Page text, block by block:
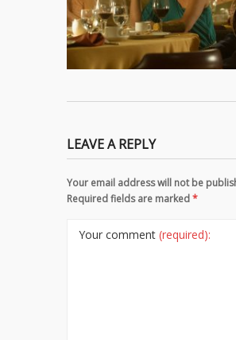
LEAVE A REPLY
Your email address will not be
Required fields are marked*
Your comment (required):